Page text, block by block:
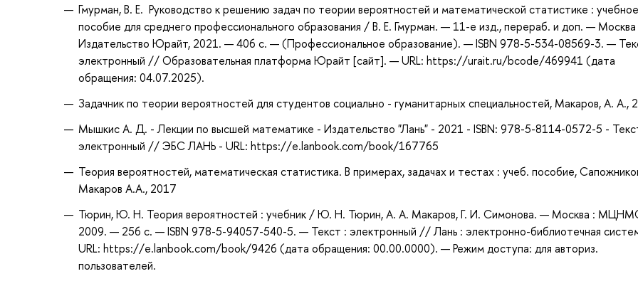
Гмурман, В. Е. Руководство к решению задач по теории вероятностей и математической статистике : учебное
пособие для среднего профессионального образования / В. Е. Гмурман. — 11-е изд., перераб. и доп. — Москва
Издательство Юрайт, 2021. — 406 с. — (Профессиональное образование). — ISBN 978-5-534-08569-3. —
электронный // Образовательная платформа Юрайт [сайт]. — URL: https://urait.ru/bcode/469941 (дата
обращения: 04.07.2025).
Задачник по теории вероятностей для студентов социально - гуманитарных специальностей, Макаров, А. А.,
Мышкис А. Д. - Лекции по высшей математике - Издательство "Лань" - 2021 - ISBN: 978-5-8114-0572-5 -
электронный // ЭБС ЛАНЬ - URL: https://e.lanbook.com/book/167765
Теория вероятностей, математическая статистика. В примерах, задачах и тестах : учеб. пособие,
Макаров А.А., 2017
Тюрин, Ю. Н. Теория вероятностей : учебник / Ю. Н. Тюрин, А. А. Макаров, Г. И. Симонова. — Москва :
2009. — 256 с. — ISBN 978-5-94057-540-5. — Текст : электронный // Лань : электронно-библиотечная
URL: https://e.lanbook.com/book/9426 (дата обращения: 00.00.0000). — Режим доступа: для авториз.
пользователей.